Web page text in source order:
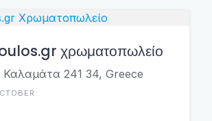
χρωματοπωλείο
Καλαμάτα 241 34, Greece